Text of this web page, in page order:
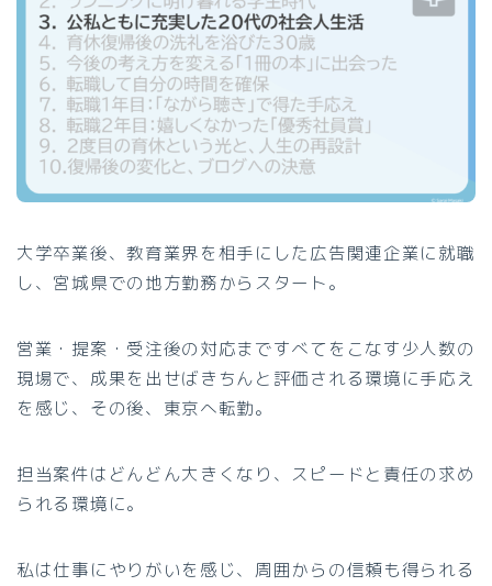
大学卒業後、教育業界を相手にした広告関連企業に就職
し、宮城県での地方勤務からスタート。
営業・提案・受注後の対応まですべてをこなす少人数の
現場で、成果を出せばきちんと評価される環境に手応え
を感じ、その後、東京へ転勤。
担当案件はどんどん大きくなり、スピードと責任の求め
られる環境に。
私は仕事にやりがいを感じ、周囲からの信頼も得られる